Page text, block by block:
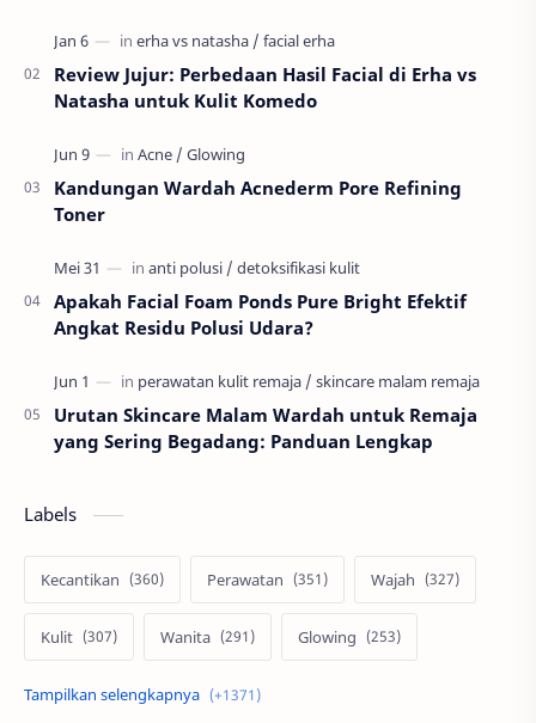
Review Jujur: Perbedaan Hasil Facial di Erha vs
Natasha untuk Kulit Komedo
Kandungan Wardah Acnederm Pore Refining
Toner
Apakah Facial Foam Ponds Pure Bright Efektif
Angkat Residu Polusi Udara?
Urutan Skincare Malam Wardah untuk Remaja
yang Sering Begadang: Panduan Lengkap
Labels
Kecantikan Perawatan Wajah
Kulit Wanita Glowing
Skin Care Pria